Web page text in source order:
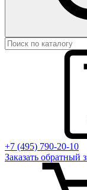
+7 (495) 790-20-10
Заказать обратный